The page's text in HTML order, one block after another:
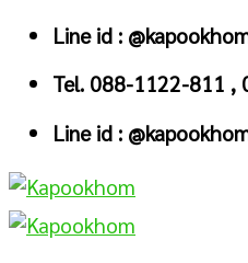
Skip
content
Line id :
Tel. 088-1122-811 ,
Line id :